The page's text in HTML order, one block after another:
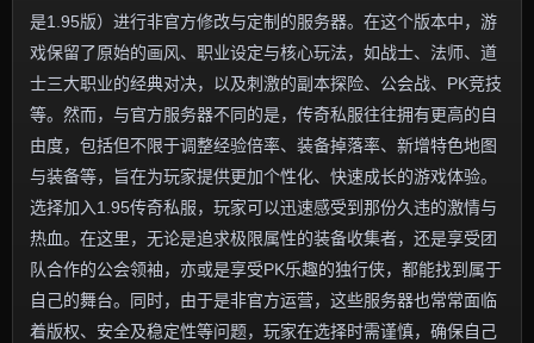
是1.95版）进行非官方修改与定制的服务器。在这个版本中，游
戏保留了原始的画风、职业设定与核心玩法，如战士、法师、道
士三大职业的经典对决，以及刺激的副本探险、公会战、PK竞技
等。然而，与官方服务器不同的是，传奇私服往往拥有更高的自
由度，包括但不限于调整经验倍率、装备掉落率、新增特色地图
与装备等，旨在为玩家提供更加个性化、快速成长的游戏体验。
选择加入1.95传奇私服，玩家可以迅速感受到那份久违的激情与
热血。在这里，无论是追求极限属性的装备收集者，还是享受团
队合作的公会领袖，亦或是享受PK乐趣的独行侠，都能找到属于
自己的舞台。同时，由于是非官方运营，这些服务器也常常面临
着版权、安全及稳定性等问题，玩家在选择时需谨慎，确保自己